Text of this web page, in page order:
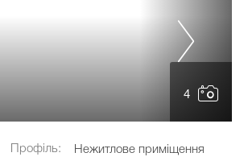
4
Профіль:
Нежитлове приміщення